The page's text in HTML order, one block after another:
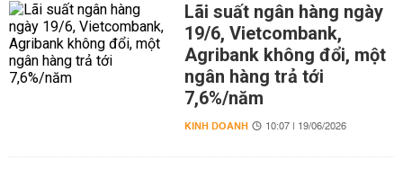
Lãi suất ngân hàng ngày
19/6, Vietcombank,
Agribank không đổi, một
ngân hàng trả tới
7,6%/năm
KINH DOANH 10:07 | 19/06/2026